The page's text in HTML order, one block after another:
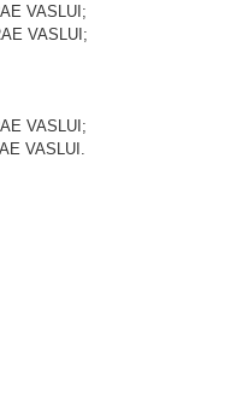
VASLUI;
VASLUI;
VASLUI;
VASLUI.